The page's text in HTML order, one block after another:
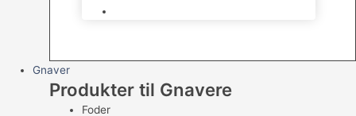
Gnaver
Produkter til Gnavere
Foder